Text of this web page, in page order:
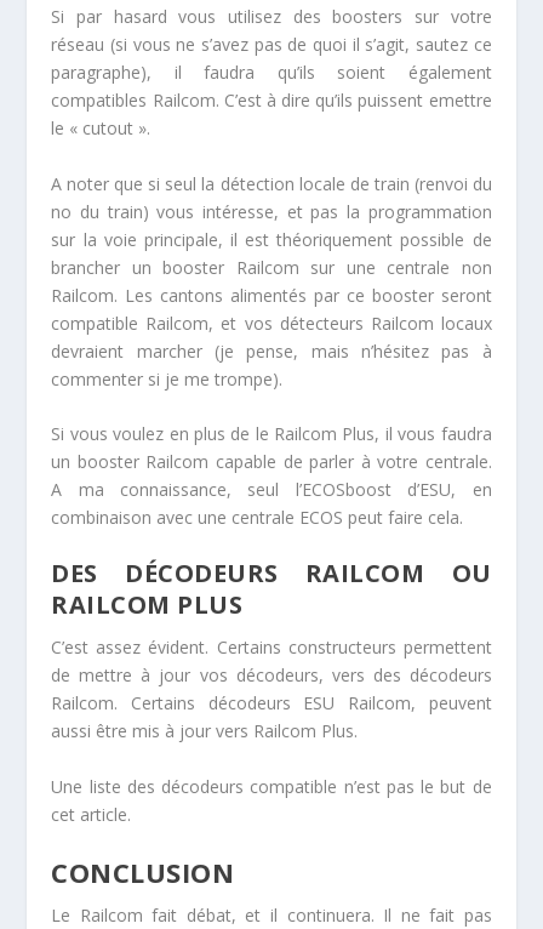
Si par hasard vous utilisez des boosters sur votre
réseau (si vous ne s’avez pas de quoi il s’agit, sautez ce
paragraphe), il faudra qu’ils soient également
compatibles Railcom. C’est à dire qu’ils puissent emettre
le « cutout ».
A noter que si seul la détection locale de train (renvoi du
no du train) vous intéresse, et pas la programmation
sur la voie principale, il est théoriquement possible de
brancher un booster Railcom sur une centrale non
Railcom. Les cantons alimentés par ce booster seront
compatible Railcom, et vos détecteurs Railcom locaux
devraient marcher (je pense, mais n’hésitez pas à
commenter si je me trompe).
Si vous voulez en plus de le Railcom Plus, il vous faudra
un booster Railcom capable de parler à votre centrale.
A ma connaissance, seul l’ECOSboost d’ESU, en
combinaison avec une centrale ECOS peut faire cela.
DES DÉCODEURS RAILCOM OU
RAILCOM PLUS
C’est assez évident. Certains constructeurs permettent
de mettre à jour vos décodeurs, vers des décodeurs
Railcom. Certains décodeurs ESU Railcom, peuvent
aussi être mis à jour vers Railcom Plus.
Une liste des décodeurs compatible n’est pas le but de
cet article.
CONCLUSION
Le Railcom fait débat, et il continuera. Il ne fait pas